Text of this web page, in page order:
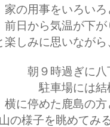
家の用事をいろい
前日から気温が下
楽しみに思いなが
朝９時過ぎに
駐車場には
横に停めた鹿島の
山の様子を眺めてみ